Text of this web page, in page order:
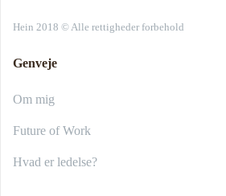
Hein 2018 © Alle rettigheder forbehold
Genveje
Om mig
Future of Work
Hvad er ledelse?